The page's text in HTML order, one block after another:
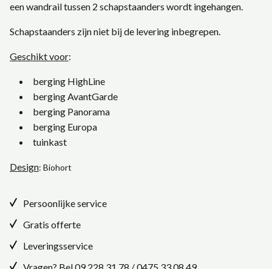
een wandrail tussen 2 schapstaanders wordt ingehangen.
Schapstaanders zijn niet bij de levering inbegrepen.
Geschikt voor:
berging HighLine
berging AvantGarde
berging Panorama
berging Europa
tuinkast
Design: Biohort
Persoonlijke service
Gratis offerte
Leveringsservice